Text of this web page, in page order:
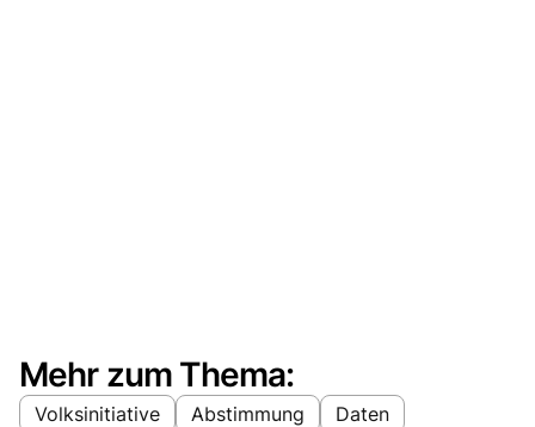
Mehr zum Thema:
Volksinitiative Abstimmung
Daten